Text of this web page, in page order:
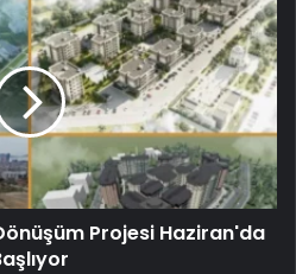
Projesi Haziran'da